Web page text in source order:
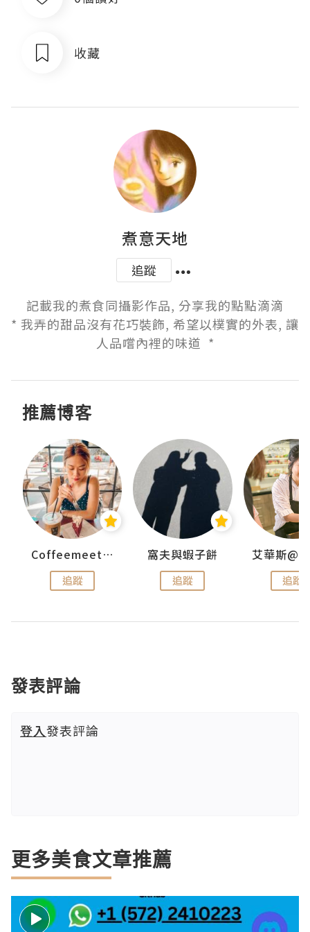
收藏
煮意天地
追蹤
記載我的煮食同攝影作品, 分享我的點點滴滴
* 我弄的甜品沒有花巧裝飾, 希望以樸實的外表, 讓
人品嚐內裡的味道  *
推薦博客
Coffeemeetjojo
追蹤
窩夫與蝦子餅
追蹤 追蹤
發表評論
登入發表評論
更多美食文章推薦